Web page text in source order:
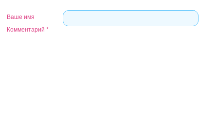
Ваше имя
Комментарий *